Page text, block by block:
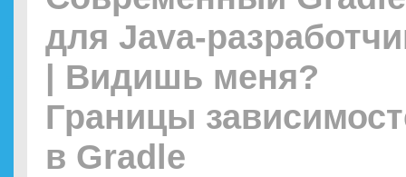
для Java-
| Видишь меня?
Границы
в Gradle